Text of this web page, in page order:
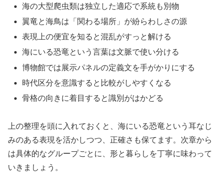
海の大型爬虫類は独立した適応で系統も別物
翼竜と海鳥は「関わる場所」が紛らわしさの源
表現上の便宜を知ると混乱がすっと解ける
海にいる恐竜という言葉は文脈で使い分ける
博物館では展示パネルの定義文を手がかりにする
時代区分を意識すると比較がしやすくなる
骨格の向きに着目すると識別がはかどる
上の整理を頭に入れておくと、海にいる恐竜という耳なじ
みのある表現を活かしつつ、正確さも保てます。次章から
は具体的なグループごとに、形と暮らしを丁寧に味わって
いきましょう。